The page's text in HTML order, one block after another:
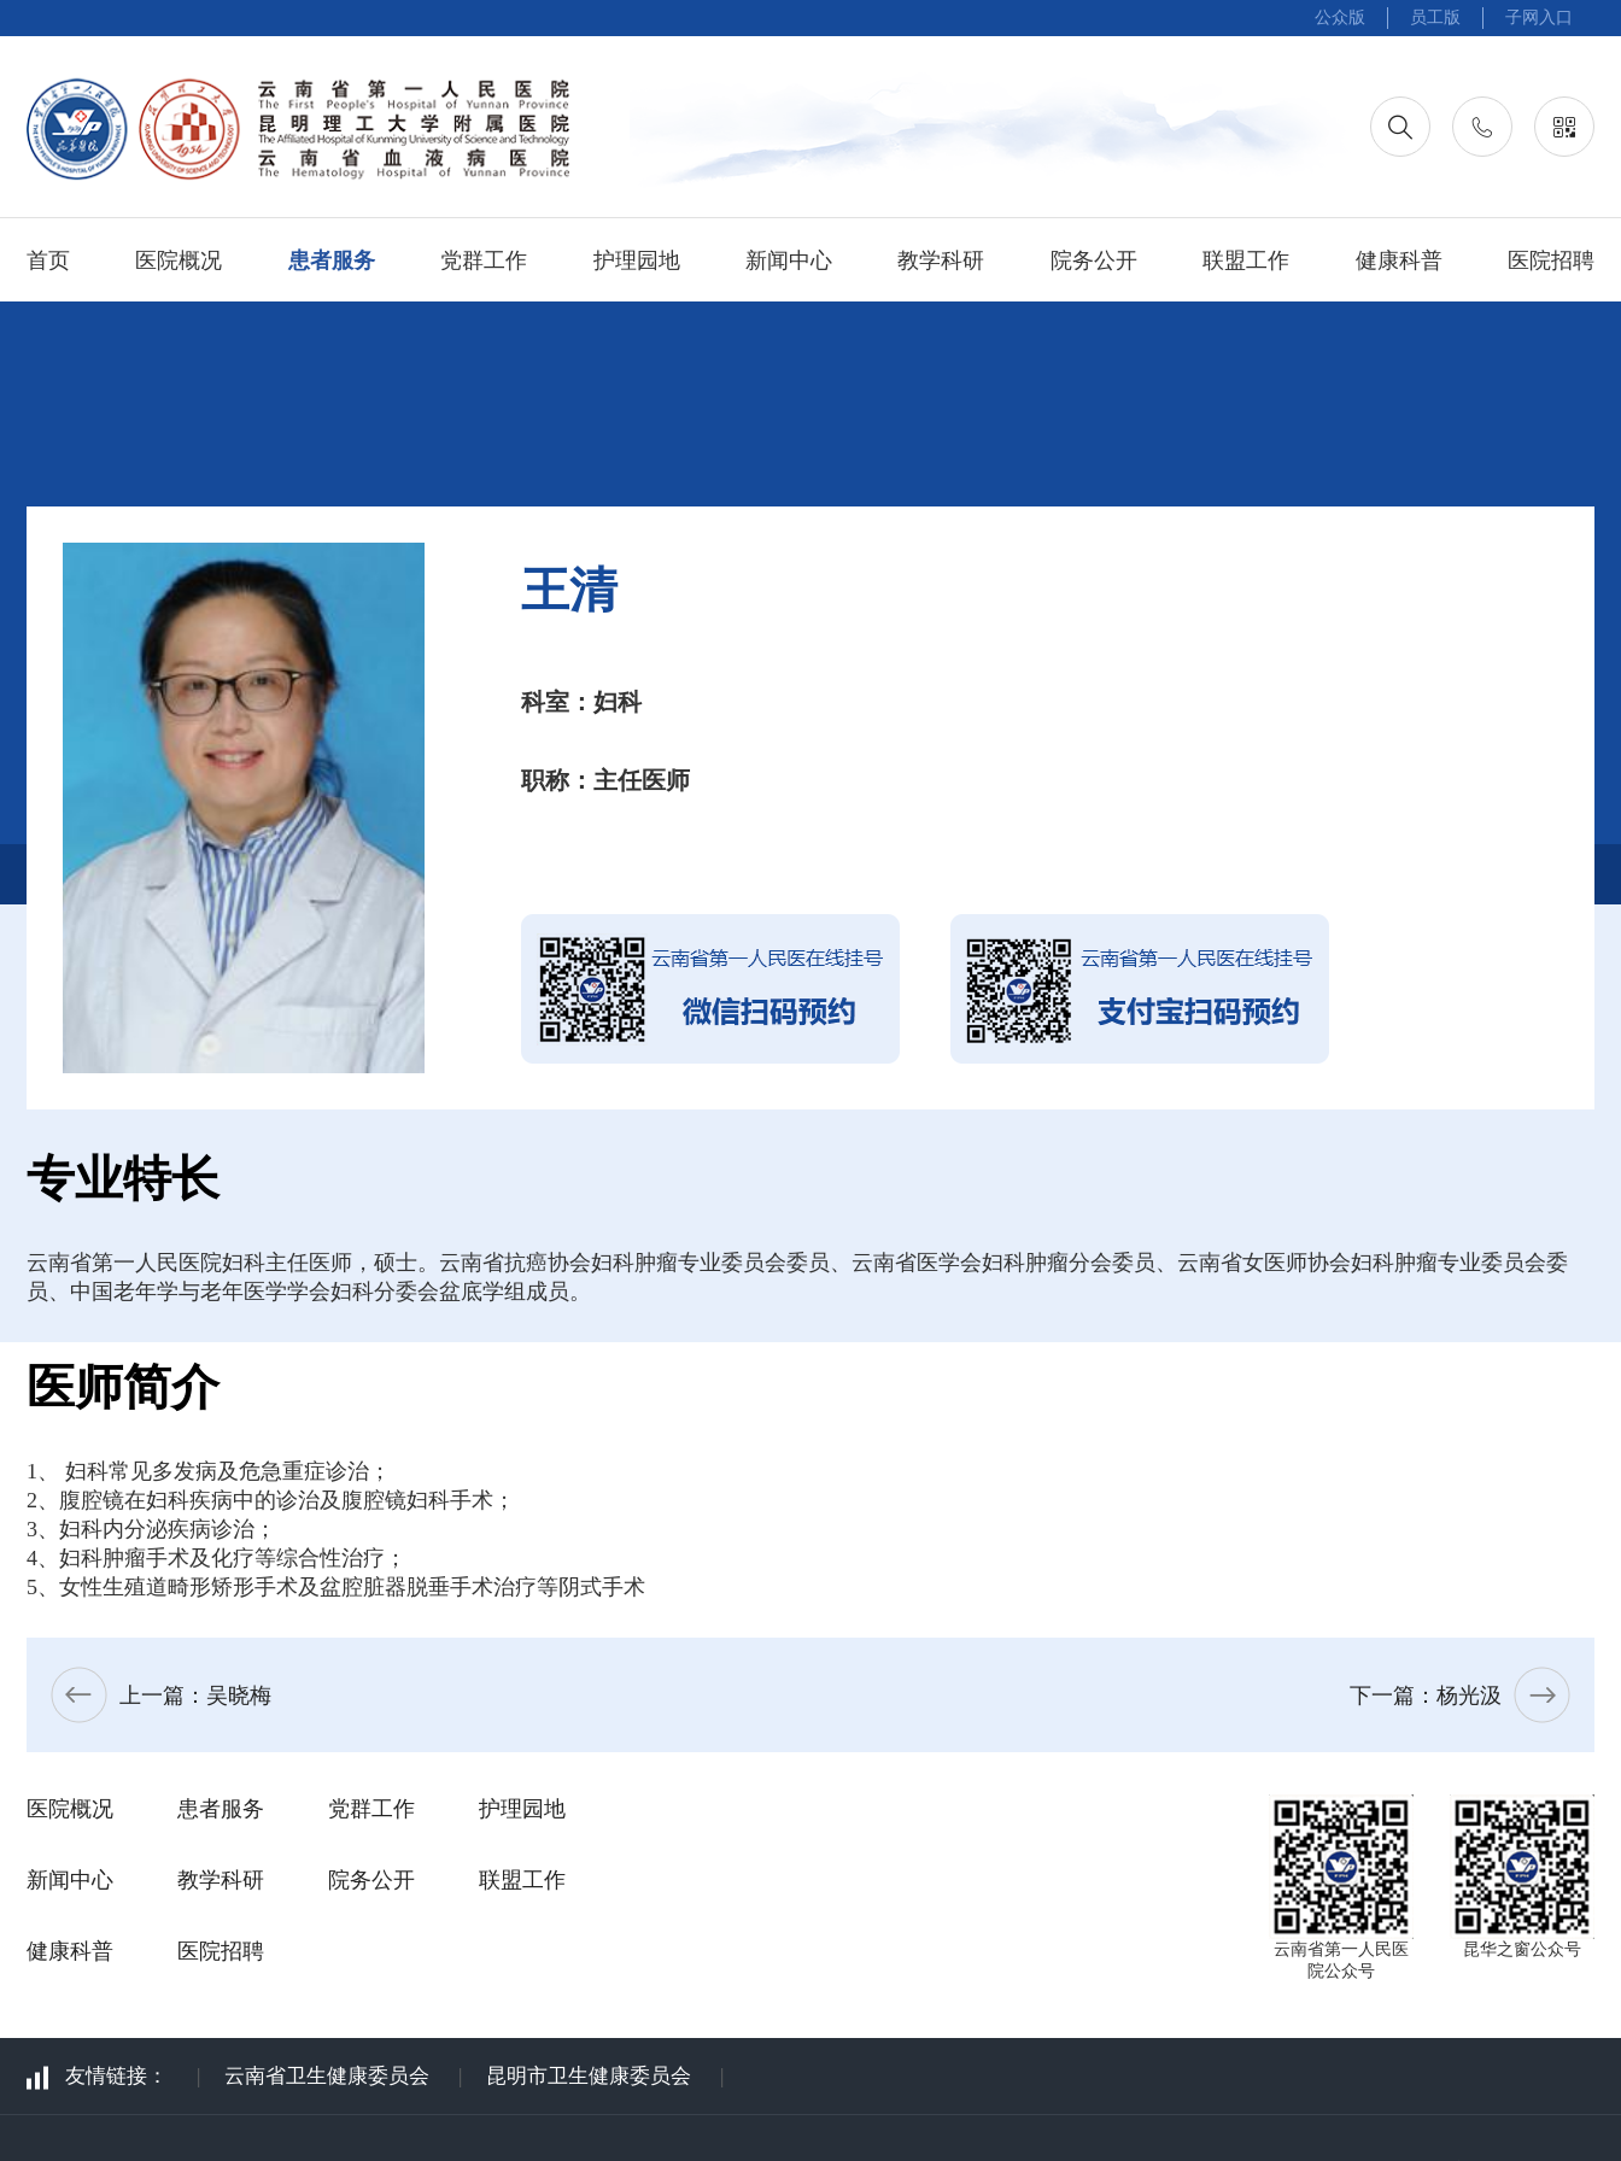
公众版 员工版 子网入口
首页 医院概况 患者服务 党群工作 护理园地 新闻中心 教学科研 院务公开 联盟工作 健康科普 医院招聘
患者服务 就诊服务 专家介绍 妇科
王清
科室：妇科
职称：主任医师
专业特长
云南省第一人民医院妇科主任医师，硕士。云南省抗癌协会妇科肿瘤专业委员会委员、云南省医学会妇科肿瘤分会委员、云南省女医师协会妇科肿瘤专业委员会委
员、中国老年学与老年医学学会妇科分委会盆底学组成员。
医师简介
1、 妇科常见多发病及危急重症诊治；
2、腹腔镜在妇科疾病中的诊治及腹腔镜妇科手术；
3、妇科内分泌疾病诊治；
4、妇科肿瘤手术及化疗等综合性治疗；
5、女性生殖道畸形矫形手术及盆腔脏器脱垂手术治疗等阴式手术
上一篇：吴晓梅 下一篇：杨光汲
医院概况 患者服务 党群工作 护理园地
新闻中心 教学科研 院务公开 联盟工作
健康科普 医院招聘
云南省第一人民医
院公众号
昆华之窗公众号
友情链接： | 云南省卫生健康委员会 | 昆明市卫生健康委员会 |